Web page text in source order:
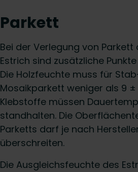
Parkett
Bei der Verlegung von
Estrich sind zusätzliche
Die Holzfeuchte muss für
Mosaikparkett weniger als 9 ±
Klebstoffe müssen
standhalten. Die
Parketts darf je nach
überschreiten.
Die Ausgleichsfeuchte des